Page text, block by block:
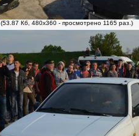
(53.87 Кб, 480x360 - просмотрено 1165 раз.)